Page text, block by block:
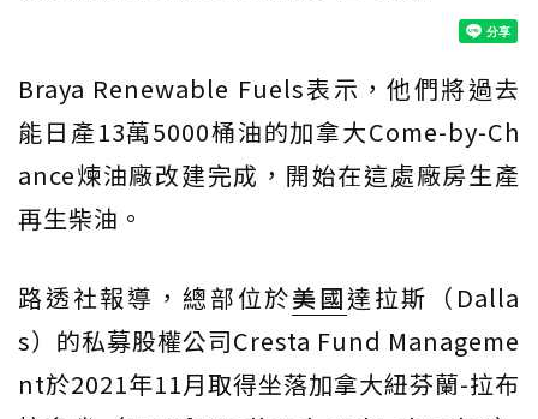
Braya Renewable Fuels表示，他們將過去
能日產13萬5000桶油的加拿大Come-by-Ch
ance煉油廠改建完成，開始在這處廠房生產
再生柴油。
路透社報導，總部位於美國達拉斯（Dalla
s）的私募股權公司Cresta Fund Manageme
nt於2021年11月取得坐落加拿大紐芬蘭-拉布